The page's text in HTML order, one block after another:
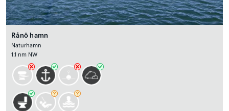
Rånö hamn
Naturhamn
1.1 nm NW